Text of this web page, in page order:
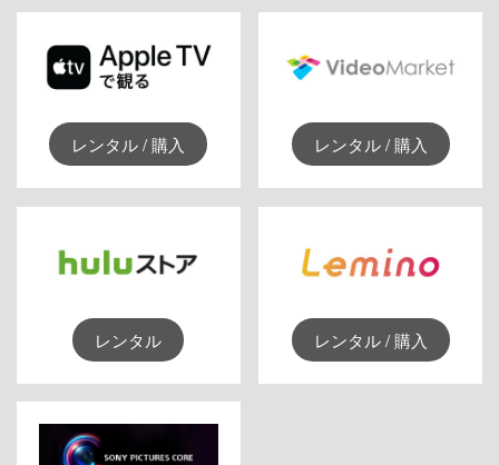
レンタル / 購入 レンタル / 購入
レンタル レンタル / 購入